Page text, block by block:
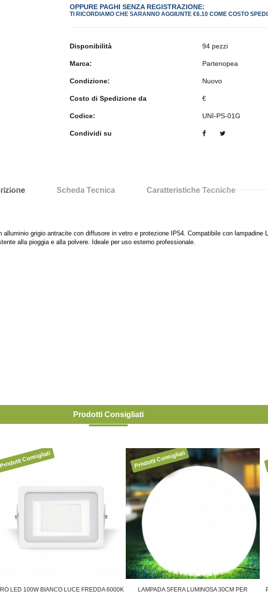
OPPURE PAGHI SENZA REGISTRAZIONE:
TI RICORDIAMO CHE SARANNO AGGIUNTE €6.10 COME COSTO
Disponibilità 94 pezzi
Marca: Partenopea
Condizione: Nuovo
Costo di Spedizione da €
Codice: UNI-PS-01G
Condividi su
Scheda Tecnica Caratteristiche Tecniche
grigio antracite con diffusore in vetro e protezione IP54. Compatibile con lampadine
alla pioggia e alla polvere. Ideale per uso esterno professionale.
Prodotti Consigliati
100W BIANCO LUCE FREDDA 6000K
LAMPADA SFERA LUMINOSA 30CM PER